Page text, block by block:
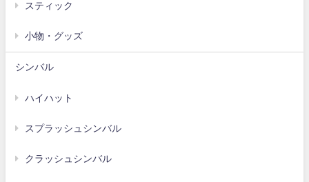
スティック
小物・グッズ
シンバル
ハイハット
スプラッシュシンバル
クラッシュシンバル